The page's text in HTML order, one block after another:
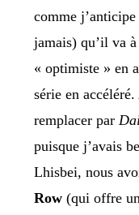
comme
jamais) qu’il va
« optimiste » en
série en
remplacer par
puisque j’avais
Lhisbei, nous
Row (qui offre